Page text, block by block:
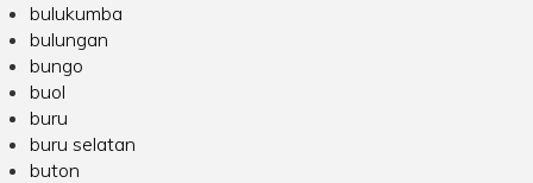
bulukumba
bulungan
bungo
buol
buru
buru selatan
buton